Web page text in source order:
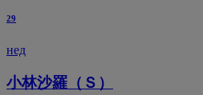
29
нед
小林沙羅（Ｓ）